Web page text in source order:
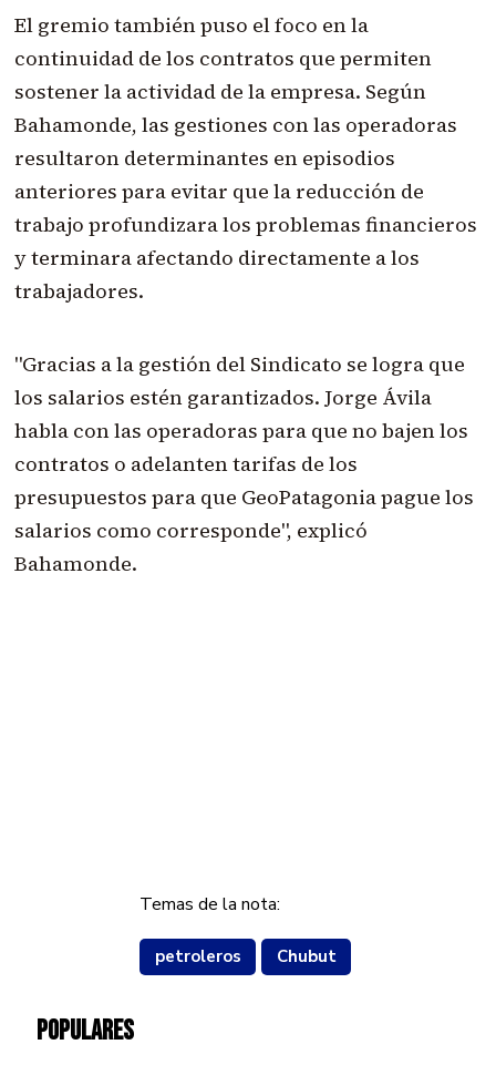
El gremio también puso el foco en la
continuidad de los contratos que permiten
sostener la actividad de la empresa. Según
Bahamonde, las gestiones con las operadoras
resultaron determinantes en episodios
anteriores para evitar que la reducción de
trabajo profundizara los problemas financieros
y terminara afectando directamente a los
trabajadores.
"Gracias a la gestión del Sindicato se logra que
los salarios estén garantizados. Jorge Ávila
habla con las operadoras para que no bajen los
contratos o adelanten tarifas de los
presupuestos para que GeoPatagonia pague los
salarios como corresponde", explicó
Bahamonde.
Temas de la nota:
petroleros Chubut
POPULARES